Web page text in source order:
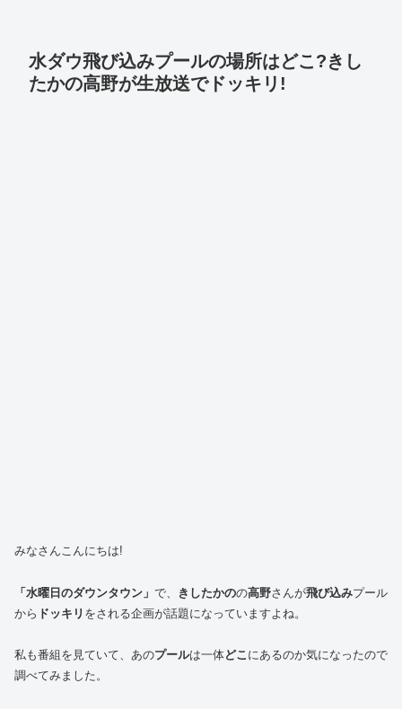
水ダウ飛び込みプールの場所はどこ?きし
たかの高野が生放送でドッキリ!
みなさんこんにちは!
「水曜日のダウンタウン」 で、 きしたかのの高野さんが飛び込みプール
から ドッキリ をされる企画が話題になっていますよね。
私も番組を見ていて、あのプールは一体どこ にあるのか気になったので
調べてみました。